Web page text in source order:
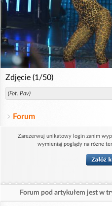
Zdjęcie (1/50)
(Fot. Pav)
Forum
Zarezerwuj unikatowy login zanim
wymieniaj poglądy na różne
Forum pod artykułem jest w